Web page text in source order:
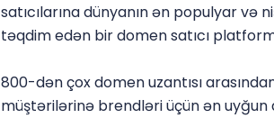
satıcılarına dünyanın ən populyar
təqdim edən bir domen satıcı
800-dən çox domen uzantısı
müştərilərinə brendləri üçün ən